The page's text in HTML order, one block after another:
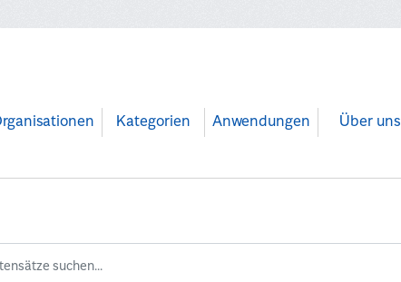
Kategorien Anwendungen Über uns